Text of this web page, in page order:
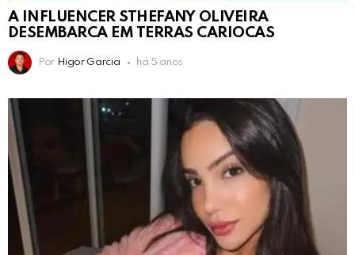
A INFLUENCER STHEFANY OLIVEIRA
DESEMBARCA EM TERRAS CARIOCAS
Por Higor Garcia há 5 anos